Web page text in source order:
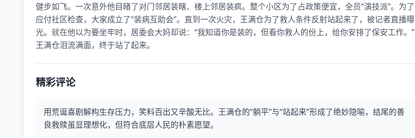
健步如飞。一次意外他目睹了对门邻居装瞎、楼上邻居装疯。整个小区为了占政策便宜，全员“演技派”。为了
应付社区检查，大家成立了“装病互助会”。直到一次火灾，王满仓为了救人条件反射站起来了，被记者直播曝
光。就在他以为要坐牢时，居委会大妈却说：“我知道你是装的，但看你救人的份上，给你安排了保安工作。”
王满仓泪流满面，终于站了起来。
精彩评论
用荒诞喜剧解构生存压力，笑料百出又辛酸无比。王满仓的“躺平”与“站起来”形成了绝妙隐喻，结尾的善
良救赎虽显理想化，但符合底层人民的朴素愿望。